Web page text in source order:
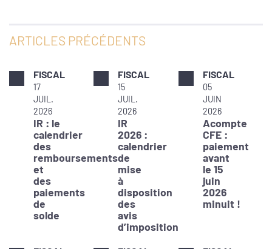
ARTICLES PRÉCÉDENTS
FISCAL
17
JUIL.
2026
IR : le
calendrier
des
remboursements
et
des
paiements
de
solde
FISCAL
15
JUIL.
2026
IR
2026 :
calendrier
de
mise
à
disposition
des
avis
d’imposition
FISCAL
05
JUIN
2026
Acompte
CFE :
paiement
avant
le 15
juin
2026
minuit !